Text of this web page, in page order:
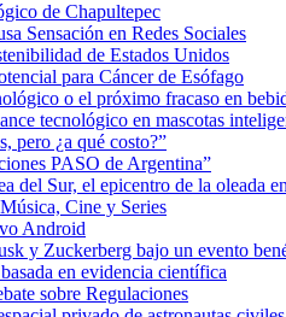
de Chapultepec
Sensación en Redes Sociales
de Estados Unidos
para Cáncer de Esófago
o el próximo fracaso en
tecnológico en mascotas
pero ¿a qué costo?”
PASO de Argentina”
del Sur, el epicentro de la oleada
Cine y Series
Android
y Zuckerberg bajo un evento
en evidencia científica
sobre Regulaciones